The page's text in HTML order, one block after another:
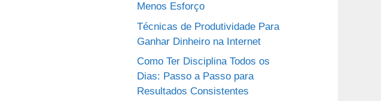
Menos Esforço
Técnicas de Produtividade Para
Ganhar Dinheiro na Internet
Como Ter Disciplina Todos os
Dias: Passo a Passo para
Resultados Consistentes